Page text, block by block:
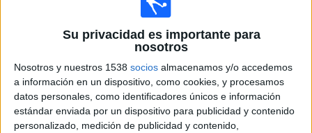
Su privacidad es importante para
nosotros
Nosotros y nuestros 1538 socios almacenamos y/o accedemos
a información en un dispositivo, como cookies, y procesamos
datos personales, como identificadores únicos e información
estándar enviada por un dispositivo para publicidad y contenido
personalizado, medición de publicidad y contenido,
Claro Sports Clarosports.com
Claro Sports YouTube
12:30
Real Betis
Bournemouth
Claro Sports Clarosports.com
Claro Sports YouTube
Pluto TV